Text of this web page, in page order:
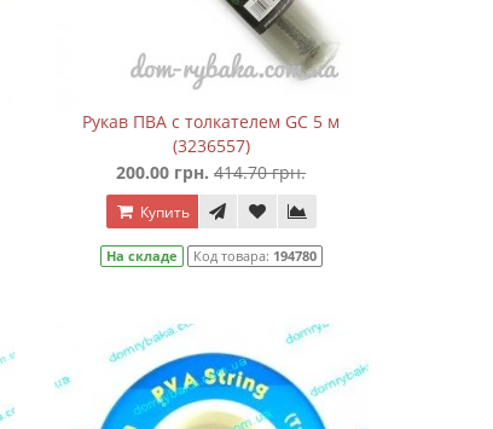
Рукав ПВА с толкателем GC 5 м
(3236557)
200.00 грн. 414.70 грн.
Купить
На складе Код товара: 194780